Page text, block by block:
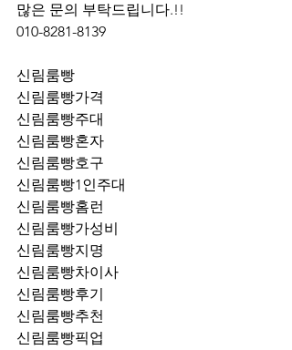
많은 문의 부탁드립니다.!!
010-8281-8139
신림룸빵
신림룸빵가격
신림룸빵주대
신림룸빵혼자
신림룸빵호구
신림룸빵1인주대
신림룸빵홈런
신림룸빵가성비
신림룸빵지명
신림룸빵차이사
신림룸빵후기
신림룸빵추천